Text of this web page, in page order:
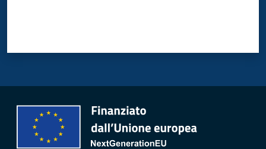
argomenti
Menu selezionato